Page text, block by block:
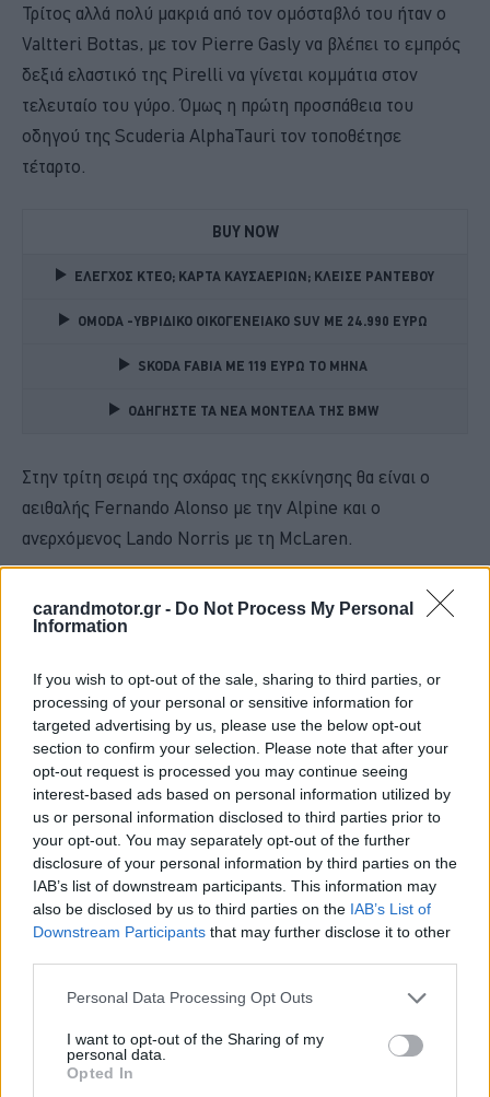
carandmotor.gr - Do Not Process My Personal
Information
If you wish to opt-out of the sale, sharing to third parties, or
processing of your personal or sensitive information for
targeted advertising by us, please use the below opt-out
section to confirm your selection. Please note that after your
opt-out request is processed you may continue seeing
interest-based ads based on personal information utilized by
us or personal information disclosed to third parties prior to
your opt-out. You may separately opt-out of the further
disclosure of your personal information by third parties on the
IAB’s list of downstream participants. This information may
also be disclosed by us to third parties on the IAB’s List of
Downstream Participants that may further disclose it to other
Please note that this website/app uses one or more Google
not limited to your visit or usage behaviour. You may click to
grant or deny consent to Google and its third-party tags to
use your data for below specified purposes in below Google
Personal Data Processing Opt Outs
I want to opt-out of the Sharing of my
personal data.
Opted In
Τρίτος αλλά πολύ μακριά από τον ομόσταβλό του ήταν ο
Valtteri Bottas, με τον Pierre Gasly να βλέπει το εμπρός
δεξιά ελαστικό της Pirelli να γίνεται κομμάτια στον
τελευταίο του γύρο. Όμως η πρώτη προσπάθεια του
οδηγού της Scuderia AlphaTauri τον τοποθέτησε
τέταρτο.
BUY NOW
ΕΛΕΓΧΟΣ ΚΤΕΟ; ΚΑΡΤΑ ΚΑΥΣΑΕΡΙΩΝ; ΚΛΕΙΣΕ ΡΑΝΤΕΒΟΥ
OMODA -ΥΒΡΙΔΙΚΟ ΟΙΚΟΓΕΝΕΙΑΚΟ SUV ME 24.990 ΕΥΡΩ
SKODA FABIA ME 119 ΕΥΡΩ ΤΟ ΜΗΝΑ
ΟΔΗΓΗΣΤΕ ΤΑ ΝΕΑ ΜΟΝΤΕΛΑ ΤΗΣ BMW
Στην τρίτη σειρά της σχάρας της εκκίνησης θα είναι ο
αειθαλής Fernando Alonso με την Alpine και ο
ανερχόμενος Lando Norris με τη McLaren.
Όμως σε αυτές τις κατατακτήριες είχαμε και εκπλήξεις.
Όπως τον αποκλεισμό του Sergio Perez – μία Red Bull
στρατηγικής, ήταν μεγάλο πλήγμα. Εκτός στο Q2 έμειναν
ακόμα ο Charles Leclerc με τη Ferrari αλλά και ο Daniel
Ricciardo με τη McLaren.
Να που η νέα πίστα του Κατάρ, που μπήκε στο πρόγραμμα
καλύπτοντας άλλα κενά λόγω της παγκόσμιας πανδημίας
της Covid-19, έκρυβε αναπάντεχο ενδιαφέρον.
Η κατάταξη: